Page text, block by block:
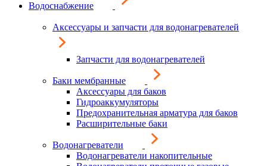
Водоснабжение
Аксессуары и запчасти для водонагревателей
Запчасти для водонагревателей
Баки мембранные
Аксессуары для баков
Гидроаккумуляторы
Предохранительная арматура для баков
Расширительные баки
Водонагреватели
Водонагреватели накопительные